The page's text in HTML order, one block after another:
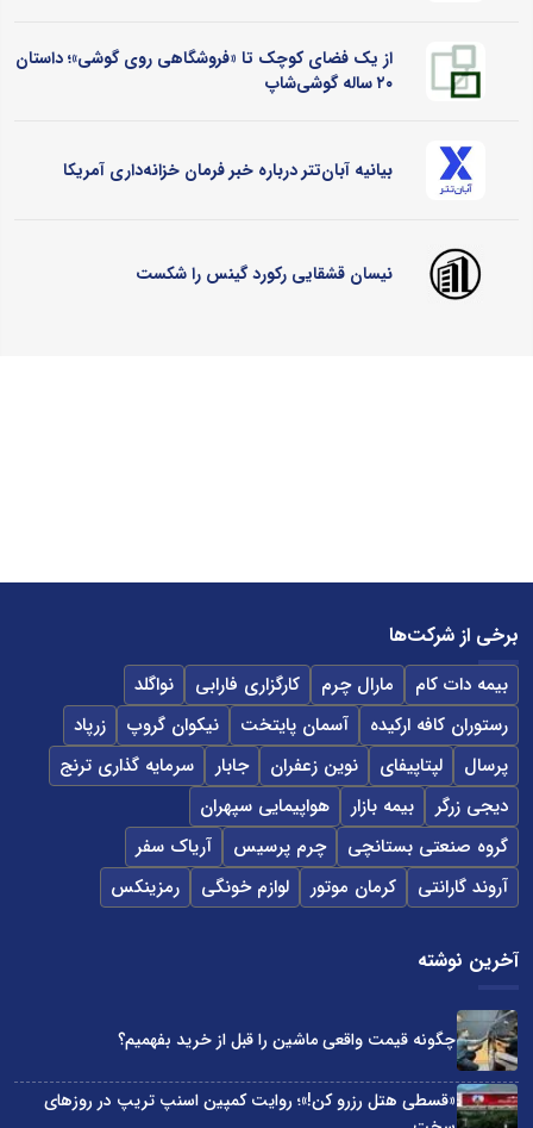
از یک فضای کوچک تا «فروشگاهی روی گوشی»؛ داستان
۲۰ ساله گوشی‌شاپ
بیانیه آبان‌تتر درباره خبر فرمان خزانه‌داری آمریکا
نیسان قشقایی رکورد گینس را شکست
برخی از شرکت‌ها
بیمه دات کام مارال چرم کارگزاری فارابی
نواگلد
رستوران کافه ارکیده
آسمان پایتخت نیکوان گروپ
زرپاد
پرسال
لپتاپیفای نوین زعفران جابار
سرمایه گذاری ترنج
دیجی زرگر
بیمه بازار
هواپیمایی سپهران
گروه صنعتی بستانچی
چرم پرسیس
آریاک سفر
آروند گارانتی
کرمان موتور لوازم خونگی رمزینکس
آخرین نوشته
چگونه قیمت واقعی ماشین را قبل از خرید بفهمیم؟
«قسطی هتل رزرو کن!»؛ روایت کمپین اسنپ تریپ در روزهای